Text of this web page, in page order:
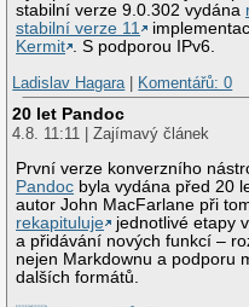
stabilní verze 9.0.302 vydána
stabilní verze 11
Kermit . S podporou IPv6.
Ladislav Hagara | Komentářů: 0
20 let Pandoc
4.8. 11:11 | Zajímavý článek
První verze konverzního
Pandoc byla vydána před 20
autor John MacFarlane při
rekapituluje
jednotlivé etapy
a přidávání nových funkcí –
nejen Markdownu a podporu
dalších formátů.